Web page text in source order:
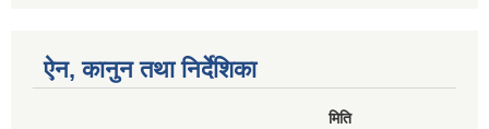
ऐन, कानुन तथा निर्देशिका
मिति